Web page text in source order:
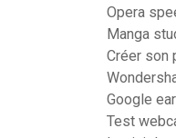
Opera
Manga
Créer son
Test